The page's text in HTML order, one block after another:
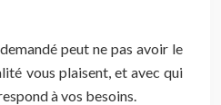
peut ne pas avoir le
vous plaisent, et avec qui
à vos besoins.